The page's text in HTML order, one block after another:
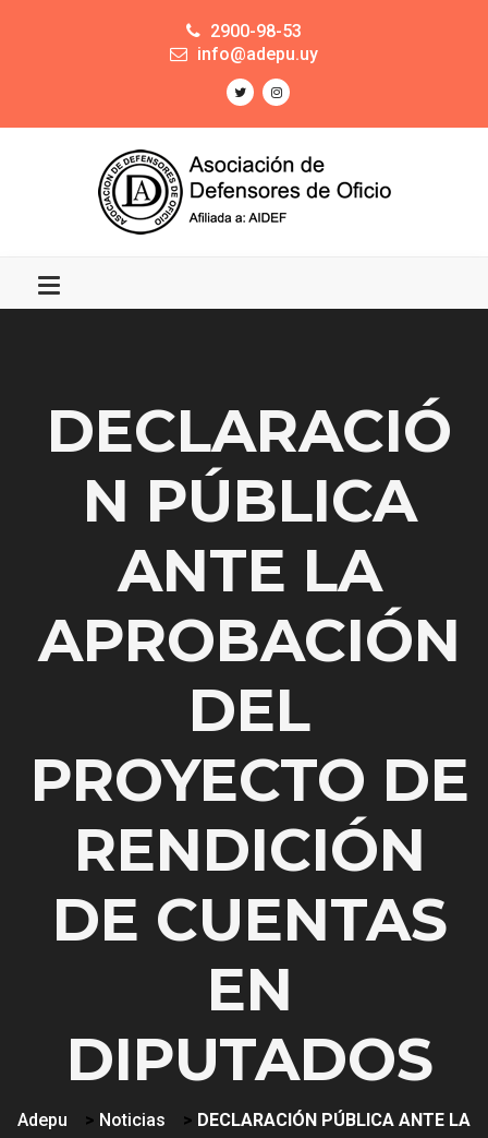
2900-98-53
info@adepu.uy
DECLARACIÓ
N PÚBLICA
ANTE LA
APROBACIÓN
DEL
PROYECTO DE
RENDICIÓN
DE CUENTAS
EN
DIPUTADOS
Adepu > Noticias > DECLARACIÓN PÚBLICA ANTE LA